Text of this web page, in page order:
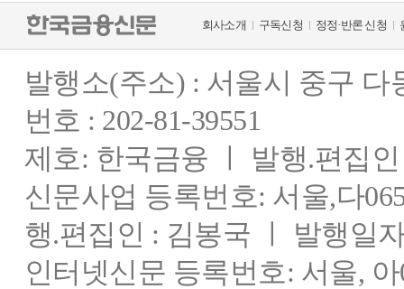
회사소개 구독신청 정정·반론 신청
발행소(주소) : 서울시 중구
번호 : 202-81-39551
제호: 한국금융 ㅣ 발행.편집
신문사업 등록번호: 서울,다
행.편집인 : 김봉국 ㅣ 발행일
인터넷신문 등록번호: 서울,